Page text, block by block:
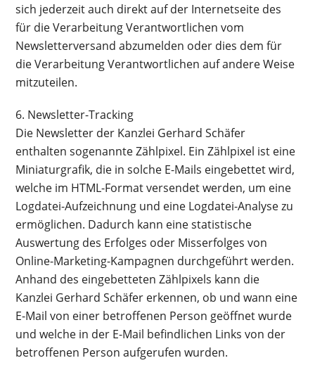
sich jederzeit auch direkt auf der Internetseite des
für die Verarbeitung Verantwortlichen vom
Newsletterversand abzumelden oder dies dem für
die Verarbeitung Verantwortlichen auf andere Weise
mitzuteilen.
6. Newsletter-Tracking
Die Newsletter der Kanzlei Gerhard Schäfer
enthalten sogenannte Zählpixel. Ein Zählpixel ist eine
Miniaturgrafik, die in solche E-Mails eingebettet wird,
welche im HTML-Format versendet werden, um eine
Logdatei-Aufzeichnung und eine Logdatei-Analyse zu
ermöglichen. Dadurch kann eine statistische
Auswertung des Erfolges oder Misserfolges von
Online-Marketing-Kampagnen durchgeführt werden.
Anhand des eingebetteten Zählpixels kann die
Kanzlei Gerhard Schäfer erkennen, ob und wann eine
E-Mail von einer betroffenen Person geöffnet wurde
und welche in der E-Mail befindlichen Links von der
betroffenen Person aufgerufen wurden.